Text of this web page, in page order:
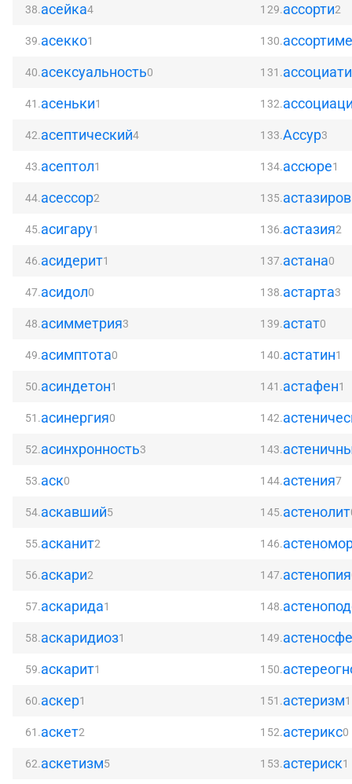
38.асейка4
39.асекко1
40.асексуальность0
41.асеньки1
42.асептический4
43.асептол1
44.асессор2
45.асигару1
46.асидерит1
47.асидол0
48.асимметрия3
49.асимптота0
50.асиндетон1
51.асинергия0
52.асинхронность3
53.аск0
54.аскавший5
55.асканит2
56.аскари2
57.аскарида1
58.аскаридиоз1
59.аскарит1
60.аскер1
61.аскет2
62.аскетизм5
129.ассорти2
130.
131.
132.
133.Ассур3
134.ассюре1
135.
136.астазия2
137.астана0
138.астарта3
139.астат0
140.астатин1
141.астафен1
142.
143.
144.астения7
145.астенолит
146.
147.астенопия
148.
149.
150.
151.астеризм1
152.астерикс0
153.астериск1